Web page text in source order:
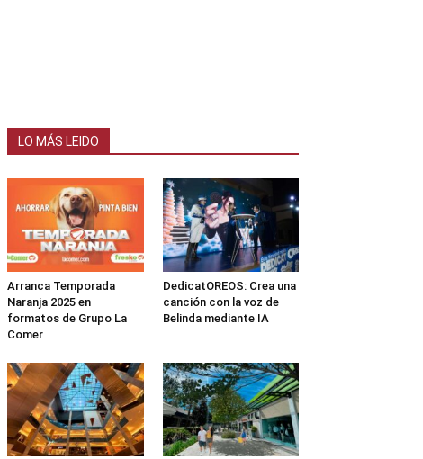
LO MÁS LEIDO
Arranca Temporada
Naranja 2025 en
formatos de Grupo La
Comer
DedicatOREOS: Crea una
canción con la voz de
Belinda mediante IA